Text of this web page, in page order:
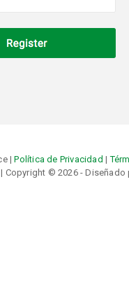
|Política de Privacidad |
| Copyright © 2026 - Diseñado